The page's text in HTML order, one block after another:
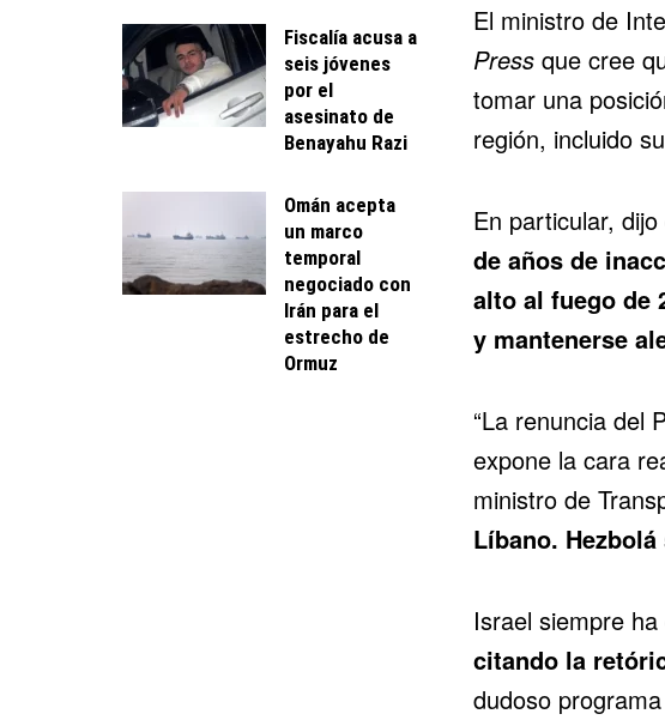
El ministro de
Pressque cree
tomar una
región, incluido
En particular,
de años de
alto al fuego de
y mantenerse
“La renuncia del
expone la cara
ministro de
Líbano.
Israel siempre
citando la
dudoso
Fiscalía acusa a
seis jóvenes
por el
asesinato de
Benayahu Razi
Omán acepta
un marco
temporal
negociado con
Irán para el
estrecho de
Ormuz